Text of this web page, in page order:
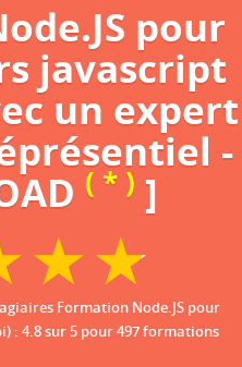
pour
javascript
un expert
-
( * ) ]
Formation Node.JS pour
: 4.8sur5pour497formations